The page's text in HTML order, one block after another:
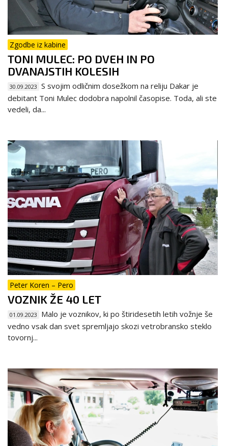
Zgodbe iz kabine
TONI MULEC: PO DVEH IN PO
DVANAJSTIH KOLESIH
30.09.2023 S svojim odličnim dosežkom na reliju Dakar je
debitant Toni Mulec dodobra napolnil časopise. Toda, ali ste
vedeli, da...
Peter Koren – Pero
VOZNIK ŽE 40 LET
01.09.2023
Malo je voznikov, ki po štiridesetih letih vožnje še
vedno vsak dan svet spremljajo skozi vetrobransko steklo
tovornj...